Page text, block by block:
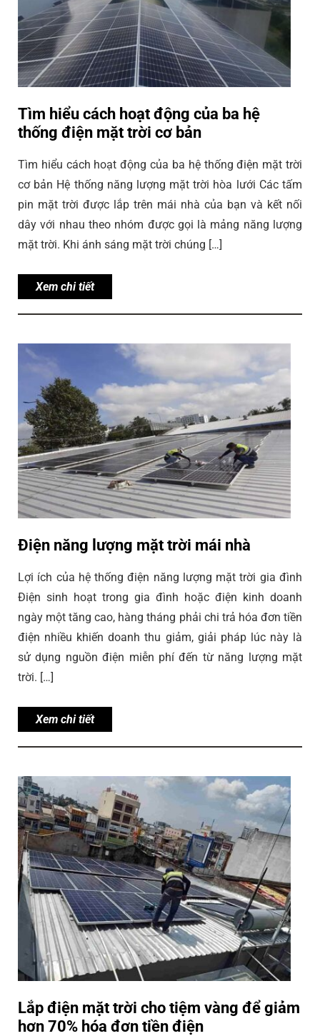
Tìm hiểu cách hoạt động của ba hệ
thống điện mặt trời cơ bản
Tìm hiểu cách hoạt động của ba hệ thống điện mặt trời
cơ bản Hệ thống năng lượng mặt trời hòa lưới Các tấm
pin mặt trời được lắp trên mái nhà của bạn và kết nối
dây với nhau theo nhóm được gọi là mảng năng lượng
mặt trời. Khi ánh sáng mặt trời chúng […]
Xem chi tiết
Điện năng lượng mặt trời mái nhà
Lợi ích của hệ thống điện năng lượng mặt trời gia đình
Điện sinh hoạt trong gia đình hoặc điện kinh doanh
ngày một tăng cao, hàng tháng phải chi trả hóa đơn tiền
điện nhiều khiến doanh thu giảm, giải pháp lúc này là
sử dụng nguồn điện miễn phí đến từ năng lượng mặt
trời. […]
Xem chi tiết
Lắp điện mặt trời cho tiệm vàng để giảm
hơn 70% hóa đơn tiền điện